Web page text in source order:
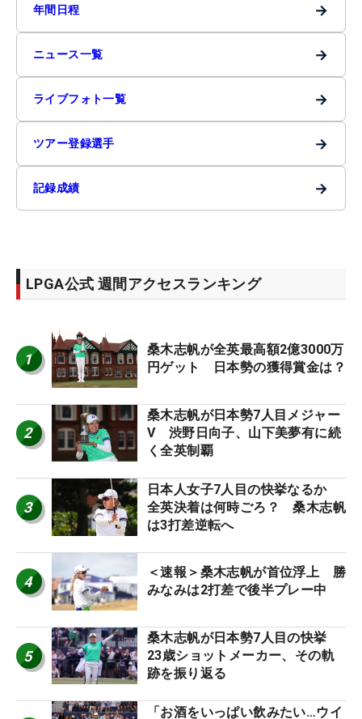
年間日程 →
ニュース一覧 →
ライブフォト一覧 →
ツアー登録選手 →
記録成績 →
LPGA公式 週間アクセスランキング
1
桑木志帆が全英最高額2億3000万
円ゲット 日本勢の獲得賞金は？
2
桑木志帆が日本勢7人目メジャー
V 渋野日向子、山下美夢有に続
く全英制覇
3
日本人女子7人目の快挙なるか
全英決着は何時ごろ？ 桑木志帆
は3打差逆転へ
4
＜速報＞桑木志帆が首位浮上 勝
みなみは2打差で後半プレー中
5
桑木志帆が日本勢7人目の快挙
23歳ショットメーカー、その軌
跡を振り返る
「お酒をいっぱい飲みたい…ウイ